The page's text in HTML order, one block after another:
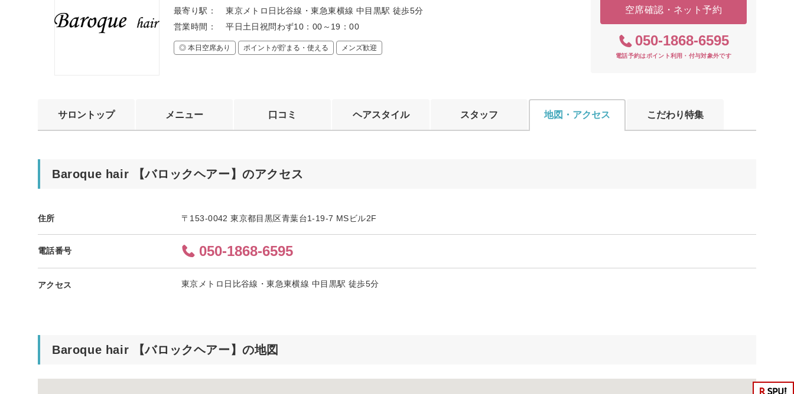
最寄り駅：
東京メトロ日比谷線・東急東横線 中目黒駅 徒歩5分
営業時間：
平日土日祝問わず10：00～19：00
◎ 本日空席あり ポイントが貯まる・使える メンズ歓迎
空席確認・ネット予約
050-1868-6595
電話予約はポイント利用・付与対象外です
サロントップ メニュー 口コミ ヘアスタイル スタッフ 地図・アクセス こだわり特集
Baroque hair 【バロックヘアー】のアクセス
住所 〒153-0042 東京都目黒区青葉台1-19-7 MSビル2F
電話番号 050-1868-6595
アクセス 東京メトロ日比谷線・東急東横線 中目黒駅 徒歩5分
Baroque hair 【バロックヘアー】の地図